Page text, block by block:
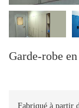
Garde-robe
Fabriqué à partir